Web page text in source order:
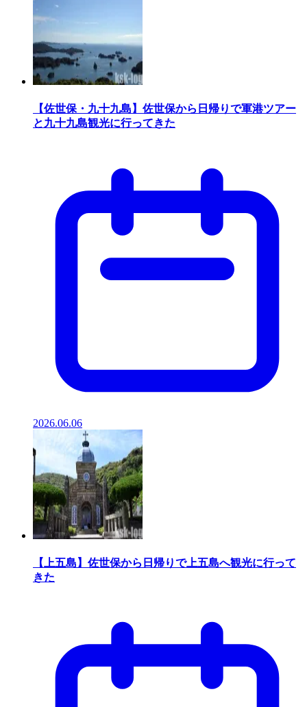
【佐世保・九十九島】佐世保から日帰りで軍港ツアー
と九十九島観光に行ってきた
2026.06.06
【上五島】佐世保から日帰りで上五島へ観光に行って
きた